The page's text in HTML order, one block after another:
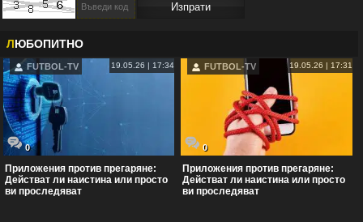
ЛЮБОПИТНО
FUTBOL-TV 19.05.26 | 17:34
0
Приложения против прегаряне:
Действат ли наистина или просто
ви проследяват
FUTBOL-TV 19.05.26 | 17:31
0
Приложения против прегаряне:
Действат ли наистина или просто
ви проследяват